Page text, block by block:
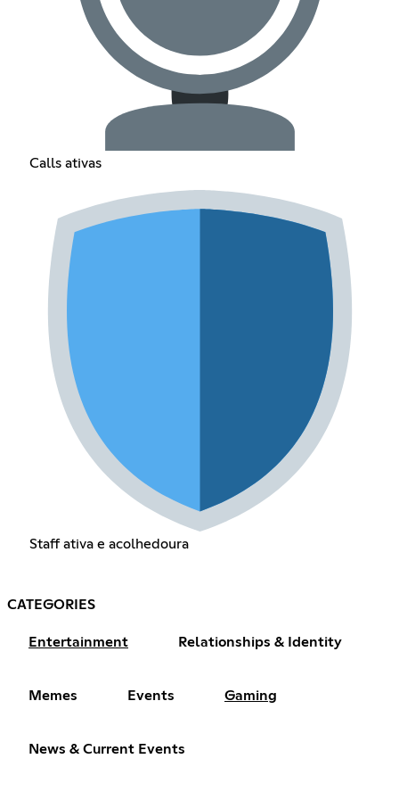
Calls ativas
Staff ativa e acolhedoura
CATEGORIES
Entertainment Relationships & Identity
Memes Events Gaming
News & Current Events